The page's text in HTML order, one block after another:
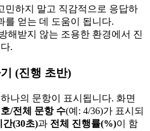
민하지 말고 직감적으로 응답하
를 얻는 데 도움이 됩니다.
해받지 않는 조용한 환경에서 진
.
(진행 초반)
나의 문항이 표시됩니다. 화면
/전체 문항 수(예: 4/36)가 표시되
간(30초)과 전체 진행률(%)이 함